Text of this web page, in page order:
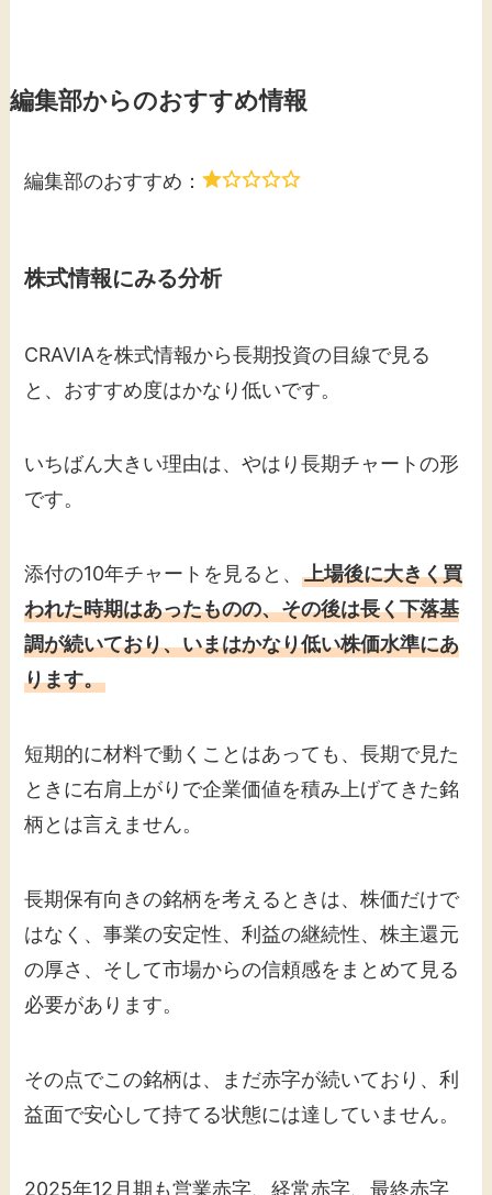
編集部からのおすすめ情報
編集部のおすすめ：
株式情報にみる分析
CRAVIAを株式情報から長期投資の目線で見る
と、おすすめ度はかなり低いです。
いちばん大きい理由は、やはり長期チャートの形
です。
添付の10年チャートを見ると、上場後に大きく買
われた時期はあったものの、その後は長く下落基
調が続いており、いまはかなり低い株価水準にあ
ります。
短期的に材料で動くことはあっても、長期で見た
ときに右肩上がりで企業価値を積み上げてきた銘
柄とは言えません。
長期保有向きの銘柄を考えるときは、株価だけで
はなく、事業の安定性、利益の継続性、株主還元
の厚さ、そして市場からの信頼感をまとめて見る
必要があります。
その点でこの銘柄は、まだ赤字が続いており、利
益面で安心して持てる状態には達していません。
2025年12月期も営業赤字、経常赤字、最終赤字